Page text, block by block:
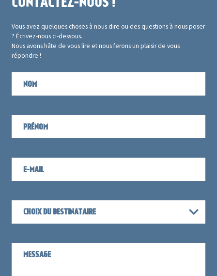
Vous avez quelques choses à nous dire ou des questions à nous poser
? Écrivez-nous ci-dessous.
Nous avons hâte de vous lire et nous ferons un plaisir de vous
répondre !